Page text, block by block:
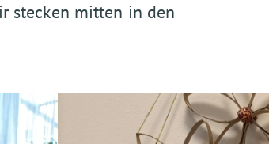
stecken mitten in den